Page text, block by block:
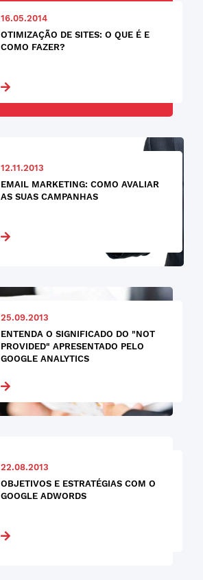
16.05.2014
OTIMIZAÇÃO DE SITES: O QUE É E
COMO FAZER?
12.11.2013
EMAIL MARKETING: COMO AVALIAR
AS SUAS CAMPANHAS
25.09.2013
ENTENDA O SIGNIFICADO DO "NOT
PROVIDED" APRESENTADO PELO
GOOGLE ANALYTICS
22.08.2013
OBJETIVOS E ESTRATÉGIAS COM O
GOOGLE ADWORDS